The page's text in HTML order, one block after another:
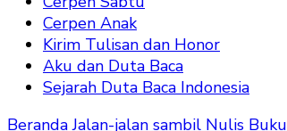
Cerpen Anak
Kirim Tulisan dan Honor
Aku dan Duta Baca
Sejarah Duta Baca Indonesia
Beranda Jalan-jalan sambil Nulis Buku